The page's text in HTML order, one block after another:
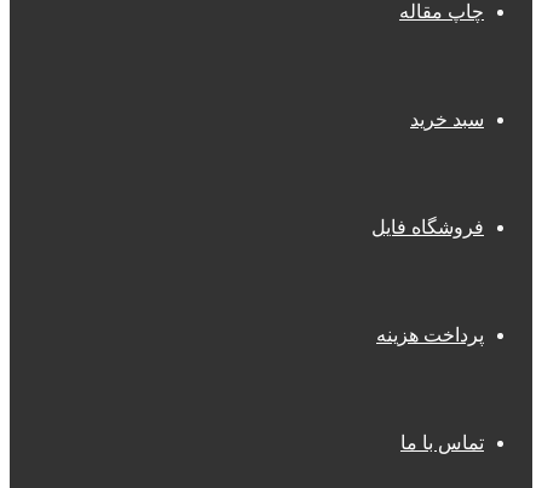
چاپ مقاله
سبد خرید
فروشگاه فایل
پرداخت هزینه
تماس با ما